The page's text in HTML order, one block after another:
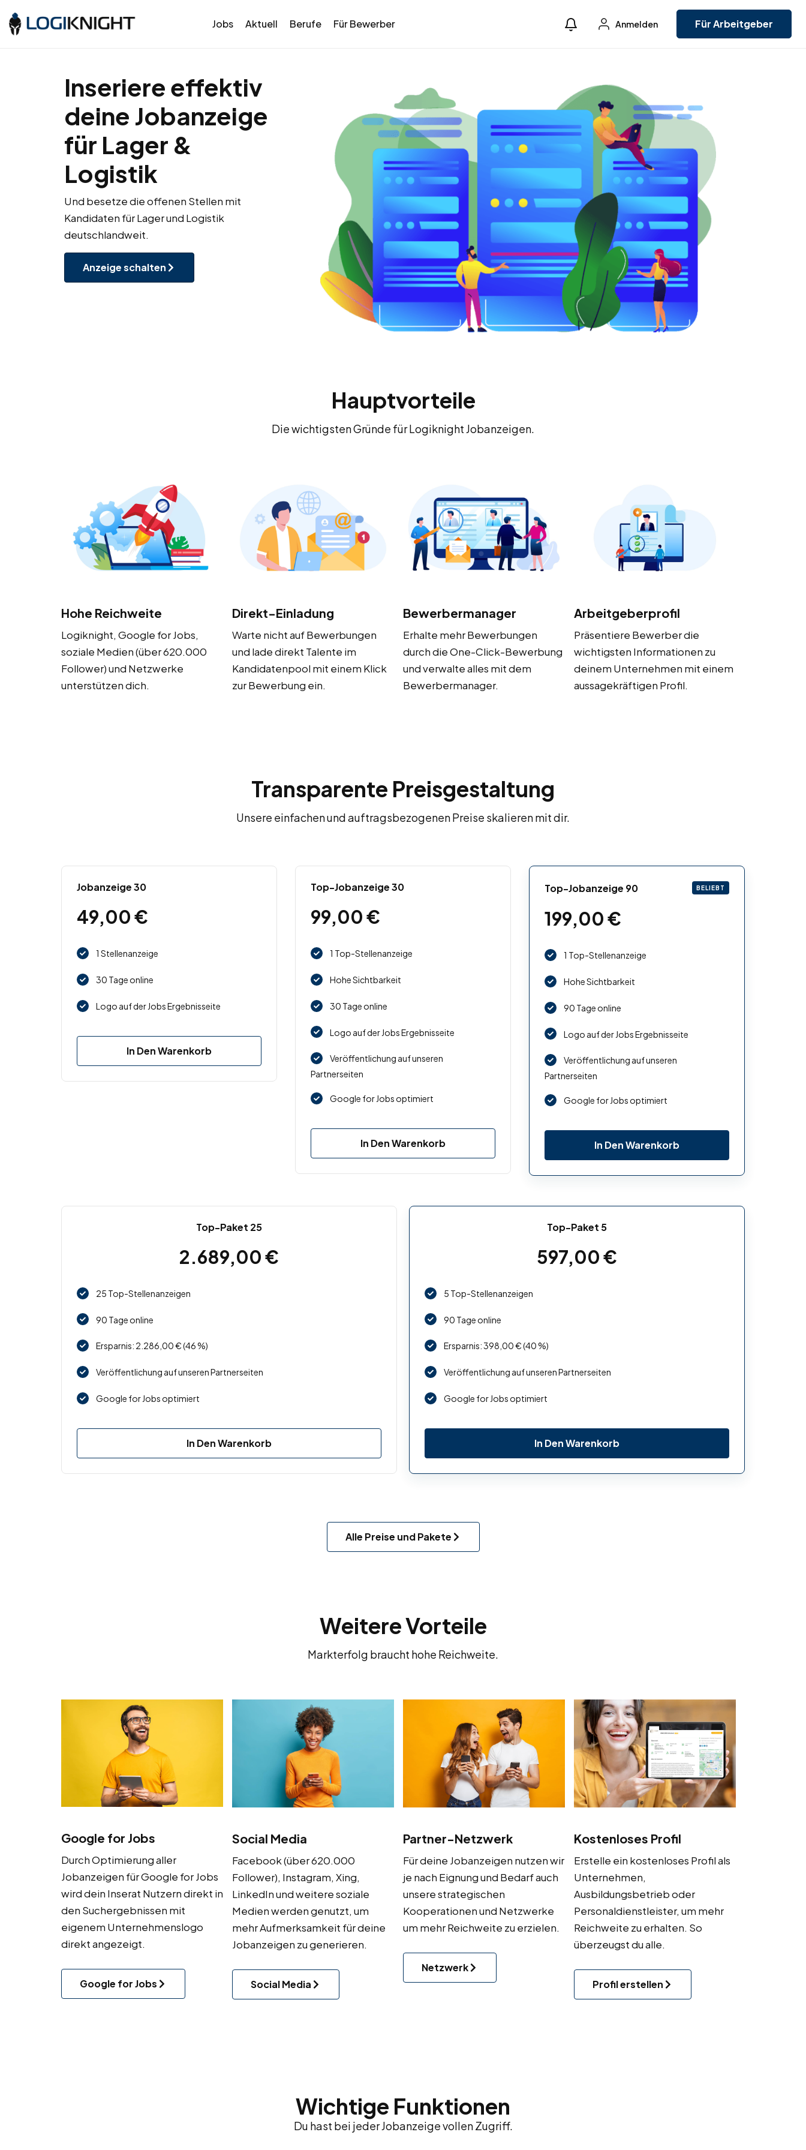
Jobs Aktuell Berufe Für Bewerber Anmelden Für Arbeitgeber
Inseriere effektiv
deine Jobanzeige
für Lager &
Logistik
Und besetze die offenen Stellen mit
Kandidaten für Lager und Logistik
deutschlandweit.
Anzeige schalten
Hauptvorteile
Die wichtigsten Gründe für Logiknight Jobanzeigen.
Hohe Reichweite
Logiknight, Google for Jobs,
soziale Medien (über 620.000
Follower) und Netzwerke
unterstützen dich.
Direkt-Einladung
Warte nicht auf Bewerbungen
und lade direkt Talente im
Kandidatenpool mit einem Klick
zur Bewerbung ein.
Bewerbermanager
Erhalte mehr Bewerbungen
durch die One-Click-Bewerbung
und verwalte alles mit dem
Bewerbermanager.
Arbeitgeberprofil
Präsentiere Bewerber die
wichtigsten Informationen zu
deinem Unternehmen mit einem
aussagekräftigen Profil.
Transparente Preisgestaltung
Unsere einfachen und auftragsbezogenen Preise skalieren mit dir.
Jobanzeige 30
49,00€
1 Stellenanzeige
30 Tage online
Logo auf der Jobs Ergebnisseite
In Den Warenkorb
Top-Jobanzeige 30
99,00€
1 Top-Stellenanzeige
Hohe Sichtbarkeit
30 Tage online
Logo auf der Jobs Ergebnisseite
Veröffentlichung auf unseren
Partnerseiten
Google for Jobs optimiert
In Den Warenkorb
Top-Jobanzeige 90 BELIEBT
199,00€
1 Top-Stellenanzeige
Hohe Sichtbarkeit
90 Tage online
Logo auf der Jobs Ergebnisseite
Veröffentlichung auf unseren
Partnerseiten
Google for Jobs optimiert
In Den Warenkorb
Top-Paket 25
2.689,00€
25 Top-Stellenanzeigen
90 Tage online
Ersparnis: 2.286,00 € (46 %)
Veröffentlichung auf unseren Partnerseiten
Google for Jobs optimiert
In Den Warenkorb
Top-Paket 5
597,00€
5 Top-Stellenanzeigen
90 Tage online
Ersparnis: 398,00 € (40 %)
Veröffentlichung auf unseren Partnerseiten
Google for Jobs optimiert
In Den Warenkorb
Alle Preise und Pakete
Weitere Vorteile
Markterfolg braucht hohe Reichweite.
Google for Jobs
Durch Optimierung aller
Jobanzeigen für Google for Jobs
wird dein Inserat Nutzern direkt in
den Suchergebnissen mit
eigenem Unternehmenslogo
direkt angezeigt.
Google for Jobs
Social Media
Facebook (über 620.000
Follower), Instagram, Xing,
LinkedIn und weitere soziale
Medien werden genutzt, um
mehr Aufmerksamkeit für deine
Jobanzeigen zu generieren.
Social Media
Partner-Netzwerk
Für deine Jobanzeigen nutzen wir
je nach Eignung und Bedarf auch
unsere strategischen
Kooperationen und Netzwerke
um mehr Reichweite zu erzielen.
Netzwerk
Kostenloses Profil
Erstelle ein kostenloses Profil als
Unternehmen,
Ausbildungsbetrieb oder
Personaldienstleister, um mehr
Reichweite zu erhalten. So
überzeugst du alle.
Profil erstellen
Wichtige Funktionen
Du hast bei jeder Jobanzeige vollen Zugriff.